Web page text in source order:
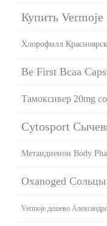
Купить
Хлорофилл
Be First Bcaa
Тамоксивер 20mg
Cytosport
Метандиенон Body
Oxanoged Сольцы
Vermoje дешево